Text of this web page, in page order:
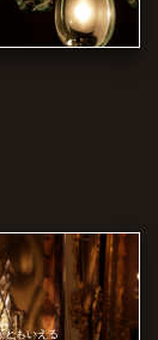
ともいえる